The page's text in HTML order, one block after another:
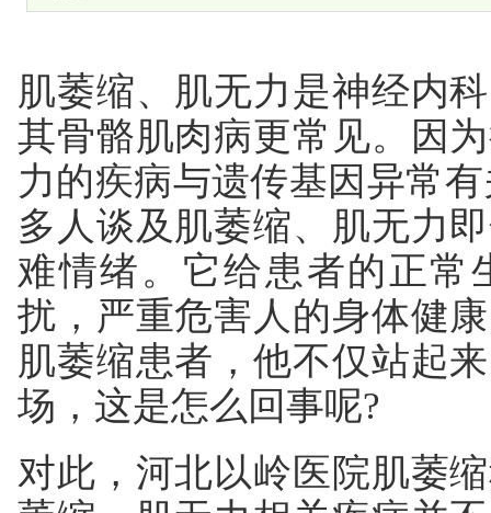
肌萎缩、肌无力是神经内
其骨骼肌肉病更常见。因
力的疾病与遗传基因异常
多人谈及肌萎缩、肌无力
难情绪。它给患者的正常
扰，严重危害人的身体健
肌萎缩患者，他不仅站起
场，这是怎么回事呢?
对此，河北以岭医院肌萎